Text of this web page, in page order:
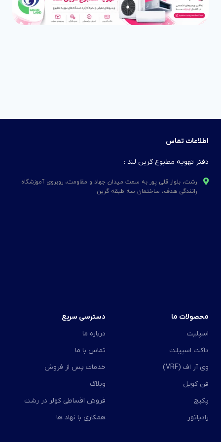
اطلاعات تماس
دفتر تهویه مطبوع گرین لند :
رشت، بلوار قلی پور به سمت میدان جهاد و مقاومت، روبروی آموزشگاه
رانندگی هدف، ساختمان سه طبقه گرین
محصولات ما
اسپلیت
داکت اسپیلت
وی آر اف (VRF)
فن کویل
پکیج
رادیاتور
دسترسی سریع
درباره ما
تماس با ما
خدمات پس از فروش
وبلاگ
فروش اقساطی کولر در رشت
همکاری با نهاد ها